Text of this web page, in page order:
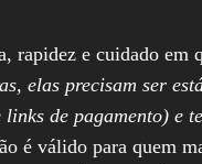
rapidez e cuidado em
elas precisam ser
de pagamento) e
é válido para quem